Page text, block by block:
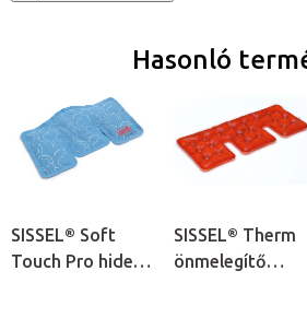
Hasonló
SISSEL® Soft
Touch Pro hideg-
SISSEL® Therm
önmelegítő